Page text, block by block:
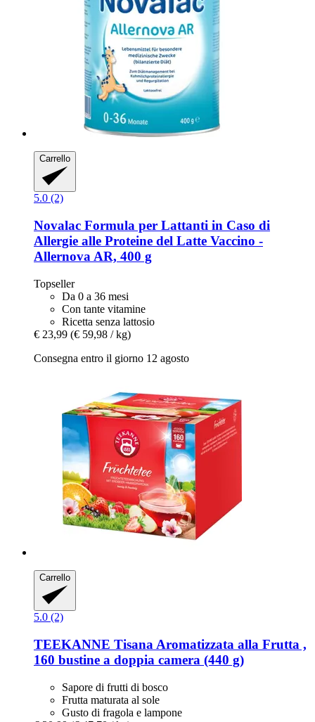
Carrello
5.0 (2)
Novalac Formula per Lattanti in Caso di
Allergie alle Proteine del Latte Vaccino -​
Allernova AR, 400 g
Topseller
Da 0 a 36 mesi
Con tante vitamine
Ricetta senza lattosio
€ 23,99 (€ 59,98 / kg)
Consegna entro il giorno 12 agosto
Carrello
5.0 (2)
TEEKANNE Tisana Aromatizzata alla Frutta ,
160 bustine a doppia camera (440 g)
Sapore di frutti di bosco
Frutta maturata al sole
Gusto di fragola e lampone